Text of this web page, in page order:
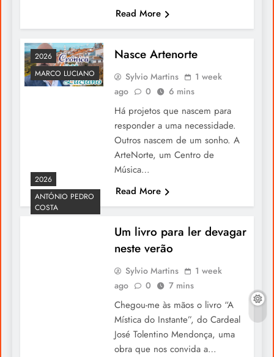
dos 16 anos de Catarina Moreira Martins
Um Verdadeiro Sonho: O Encontro
inesquecível com a Sagres em New
Read More
2026
MARCO LUCIANO
Nasce Artenorte
Sylvio Martins
1 week
ago
0 6 mins
Há projetos que nascem para
responder a uma necessidade.
Outros nascem de um sonho. A
ArteNorte, um Centro de
Música…
Read More
2026
ANTÓNIO PEDRO
COSTA
Um livro para ler devagar
neste verão
Sylvio Martins
1 week
ago
0 7 mins
Chegou-me às mãos o livro “A
Mística do Instante”, do Cardeal
José Tolentino Mendonça, uma
obra que nos convida a…